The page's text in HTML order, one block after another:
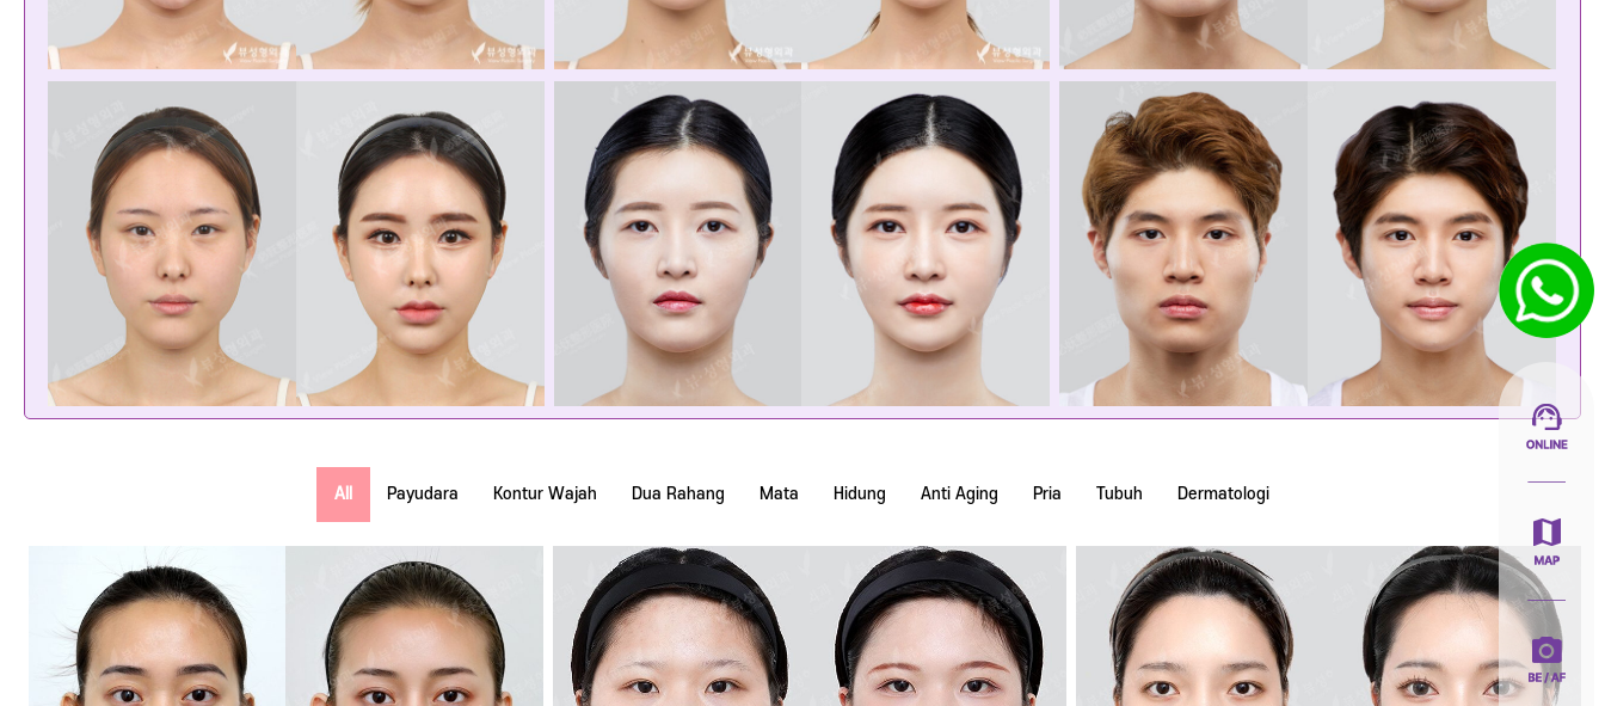
All Payudara Kontur Wajah Dua Rahang Mata Hidung Anti Aging Pria Tubuh Dermatologi